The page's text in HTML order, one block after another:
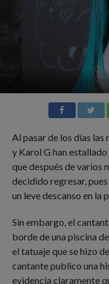
Al pasar de los días las
y Karol G han
que después de varios
decidido regresar,
un leve descanso en la
Sin embargo, el
borde de una piscina
el tatuaje que se hizo
cantante publico una
evidencia claramente